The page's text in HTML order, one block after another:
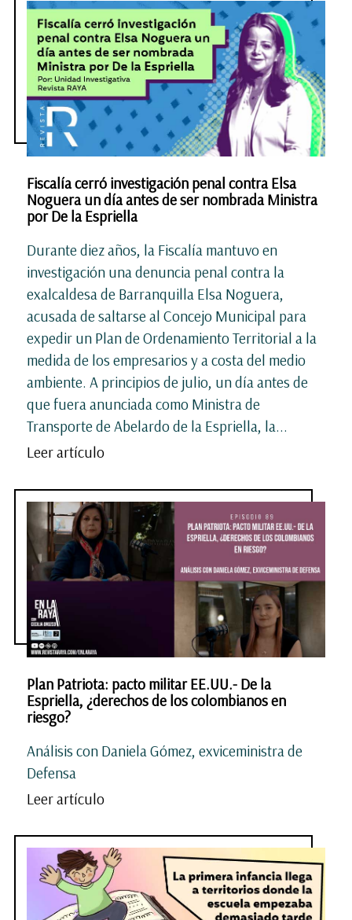
Fiscalía cerró investigación penal contra Elsa
Noguera un día antes de ser nombrada Ministra
por De la Espriella
Durante diez años, la Fiscalía mantuvo en
investigación una denuncia penal contra la
exalcaldesa de Barranquilla Elsa Noguera,
acusada de saltarse al Concejo Municipal para
expedir un Plan de Ordenamiento Territorial a la
medida de los empresarios y a costa del medio
ambiente. A principios de julio, un día antes de
que fuera anunciada como Ministra de
Transporte de Abelardo de la Espriella, la...
Leer artículo
Plan Patriota: pacto militar EE.UU.- De la
Espriella, ¿derechos de los colombianos en
riesgo?
Análisis con Daniela Gómez, exviceministra de
Defensa
Leer artículo